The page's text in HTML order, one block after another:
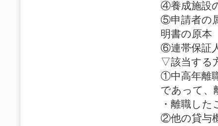
④養成施設
⑤申請者の
明書の原本
⑥連帯保証
▽該当する
①中高年離
であって、
・離職し
②他の貸与